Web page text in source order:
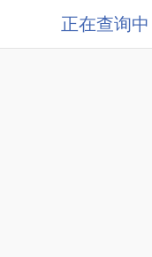
正在查询中